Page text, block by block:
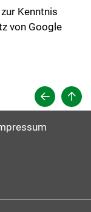
zur Kenntnis
von Google